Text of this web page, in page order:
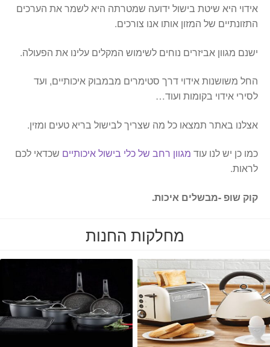
אידוי היא שיטת בישול ידועה שמטרתה היא לשמר את הערכים
התזונתיים של המזון אותו אנו צורכים.
ישנם מגוון אביזרים נוחים לשימוש המקלים עלינו את הפעולה.
החל משושנות אידוי דרך סטימרים מבמבוק איכותיים, ועד
לסירי אידוי בקומות ועוד…
אצלנו באתר תמצאו כל מה שצריך לבישול בריא טעים ומזין.
כמו כן יש לנו עוד מגוון רחב של כלי בישול איכותיים שכדאי לכם
לראות.
קוק שופ -מבשלים איכות.
מחלקות החנות